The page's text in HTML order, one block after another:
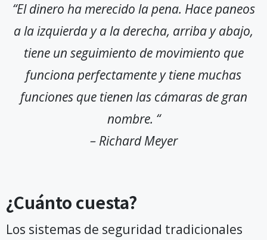
“El dinero ha merecido la pena. Hace paneos
a la izquierda y a la derecha, arriba y abajo,
tiene un seguimiento de movimiento que
funciona perfectamente y tiene muchas
funciones que tienen las cámaras de gran
nombre. “
– Richard Meyer
¿Cuánto cuesta?
Los sistemas de seguridad tradicionales